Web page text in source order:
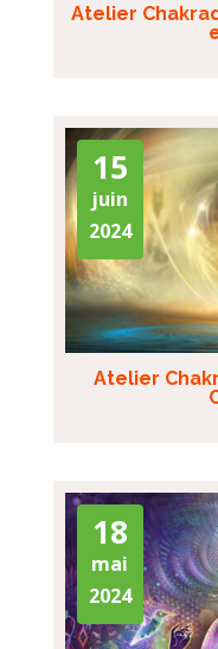
Atelier
15
juin
2024
Atelier
18
mai
2024